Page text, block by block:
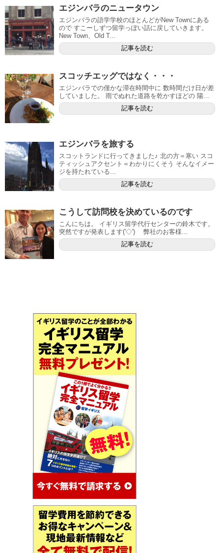
エジンバラのニュータウン
エジンバラの語学学校のほとんどがNew Townにある
ので すこーしずつ留学っぽい話に戻していきます。
New Town、Old T...
記事を読む
スコッチエッグではなく・・・
エジンバラでの僅かな滞在時間中に 数時間だけ日が差
していました。 雨でぬれた道路を乾かすほどの 陽...
記事を読む
エジンバラを旅する
スコットランドに行ってきました♪ 北の方＝寒い スコ
ティッシュアクセント＝わかりにくそう そんなイメー
ジを持たれている...
記事を読む
こうして訪問校を決めているのです
こんにちは。 イギリス留学代行センターの鈴木です。
突然ですが発表します('◇')ゞ 弊社のお客様...
記事を読む